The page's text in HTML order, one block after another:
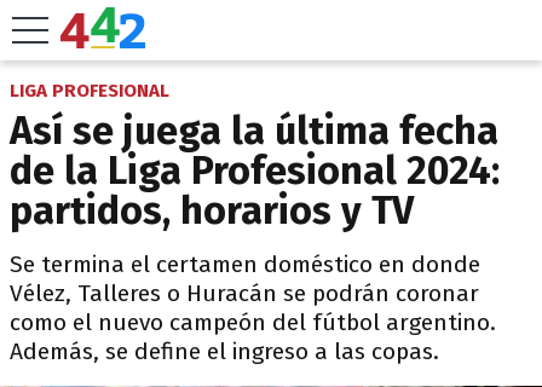
LIGA PROFESIONAL
Así se juega la última fecha
de la Liga Profesional 2024:
partidos, horarios y TV
Se termina el certamen doméstico en donde
Vélez, Talleres o Huracán se podrán coronar
como el nuevo campeón del fútbol argentino.
Además, se define el ingreso a las copas.